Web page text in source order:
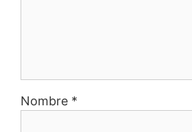
Nombre *